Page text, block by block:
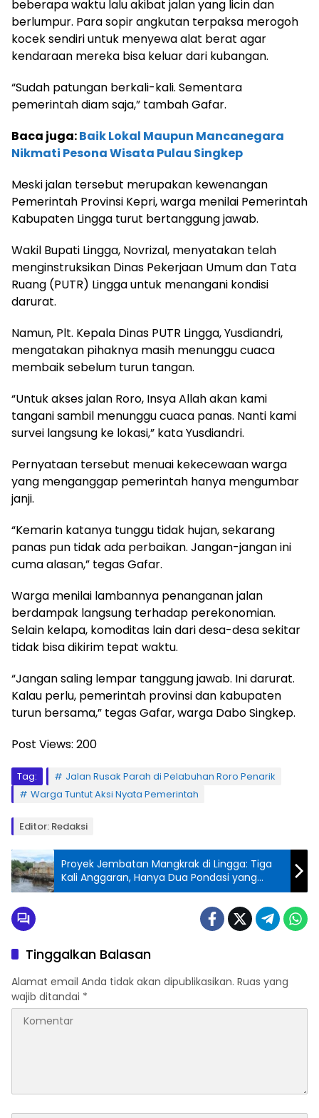
beberapa waktu lalu akibat jalan yang licin dan
berlumpur. Para sopir angkutan terpaksa merogoh
kocek sendiri untuk menyewa alat berat agar
kendaraan mereka bisa keluar dari kubangan.
“Sudah patungan berkali-kali. Sementara
pemerintah diam saja,” tambah Gafar.
Baca juga:Baik Lokal Maupun Mancanegara
Nikmati Pesona Wisata Pulau Singkep
Meski jalan tersebut merupakan kewenangan
Pemerintah Provinsi Kepri, warga menilai Pemerintah
Kabupaten Lingga turut bertanggung jawab.
Wakil Bupati Lingga, Novrizal, menyatakan telah
menginstruksikan Dinas Pekerjaan Umum dan Tata
Ruang (PUTR) Lingga untuk menangani kondisi
darurat.
Namun, Plt. Kepala Dinas PUTR Lingga, Yusdiandri,
mengatakan pihaknya masih menunggu cuaca
membaik sebelum turun tangan.
“Untuk akses jalan Roro, Insya Allah akan kami
tangani sambil menunggu cuaca panas. Nanti kami
survei langsung ke lokasi,” kata Yusdiandri.
Pernyataan tersebut menuai kekecewaan warga
yang menganggap pemerintah hanya mengumbar
janji.
“Kemarin katanya tunggu tidak hujan, sekarang
panas pun tidak ada perbaikan. Jangan-jangan ini
cuma alasan,” tegas Gafar.
Warga menilai lambannya penanganan jalan
berdampak langsung terhadap perekonomian.
Selain kelapa, komoditas lain dari desa-desa sekitar
tidak bisa dikirim tepat waktu.
“Jangan saling lempar tanggung jawab. Ini darurat.
Kalau perlu, pemerintah provinsi dan kabupaten
turun bersama,” tegas Gafar, warga Dabo Singkep.
Post Views: 200
Tag:
Jalan Rusak Parah di Pelabuhan Roro Penarik
Warga Tuntut Aksi Nyata Pemerintah
Editor: Redaksi
Proyek Jembatan Mangkrak di Lingga: Tiga
Kali Anggaran, Hanya Dua Pondasi yang
Berdiri
Tinggalkan Balasan
Alamat email Anda tidak akan dipublikasikan. Ruas yang
wajib ditandai *